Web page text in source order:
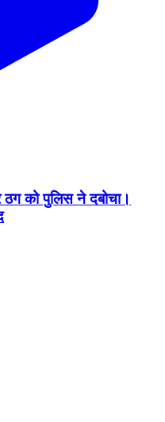
ठग को पुलिस ने दबोचा।